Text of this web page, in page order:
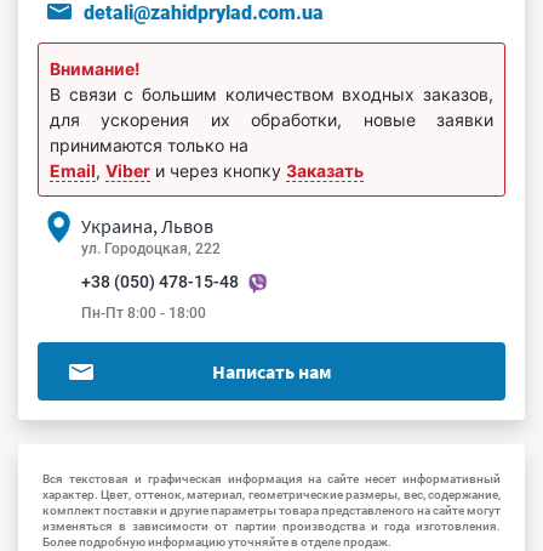
detali@zahidprylad.com.ua
Внимание!
В связи с большим количеством входных заказов,
для ускорения их обработки, новые заявки
принимаются только на
Email, Viber и через кнопку Заказать
Украина, Львов
ул. Городоцкая, 222
+38 (050) 478-15-48
Пн-Пт 8:00 - 18:00
Написать нам
Вся текстовая и графическая информация на сайте несет информативный
характер. Цвет, оттенок, материал, геометрические размеры, вес, содержание,
комплект поставки и другие параметры товара представленого на сайте могут
изменяться в зависимости от партии производства и года изготовления.
Более подробную информацию уточняйте в отделе продаж.